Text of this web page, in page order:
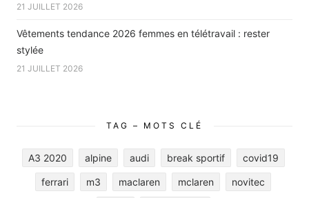
21 JUILLET 2026
Vêtements tendance 2026 femmes en télétravail : rester
stylée
21 JUILLET 2026
TAG – MOTS CLÉ
A3 2020 alpine audi break sportif covid19
ferrari m3 maclaren mclaren novitec